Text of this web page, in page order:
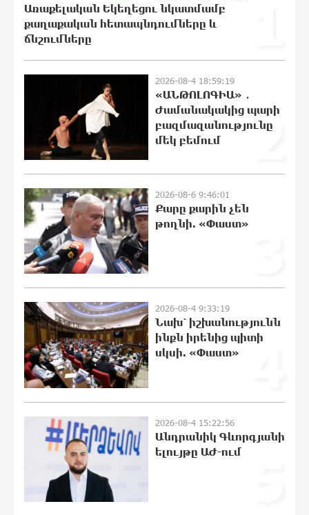
21:48:41 8-08-2026
«Ինտեր»-ը հաղթեց «Յուվենտուս»-ին
Քրեական վարույթի շրջանակում
անձի անձնական և ընտանեկան
անթույլատրելի է. ՄԻՊ
21:10:46 8-08-2026
Զելենսկին ու Վուչիչը քննարկել են
համագործակցությունն ընդլայնելու
հնարավորությունները
20:51:38 8-08-2026
Հրդեհի ահազանգ Սայաթ-Նովա
պողոտայում. շենքից տարհանվել է 5
բնակիչ
ցուցահանդեսը երկարաձգվել է մինչև
օգոստոսի 30-ը
20:14:36 8-08-2026
Որոնվում է նախաձեռնված քրեական
Առաքելական Եկեղեցու նկատմամբ
քաղաքական հետապնդումները և
ճնշումները
2
2026-08-4 18:59:19
«ԱՆԹՈԼՈԳԻԱ» ․
Ժամանակակից պարի
բազմազանությունը
մեկ բեմում
2026-08-6 9:46:01
Քարը քարին չեն
թողնի. «Փաստ»
4
2026-08-4 9:33:19
Նախ՝ իշխանությունն
ինքն իրենից պիտի
սկսի. «Փաստ»
2026-08-4 15:22:56
Անդրանիկ Գևորգյանի
ելույթը ԱԺ-ում